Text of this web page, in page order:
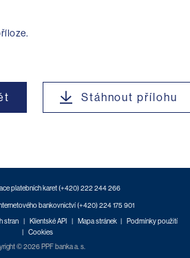
Stáhnout přílohu
platebních karet (+420) 222 244 266
bankovnictví (+420) 224 175 901
stran | Klientské API | Mapa stránek |
Podmínky použití
|
Cookies
© 2026 PPF banka a. s.